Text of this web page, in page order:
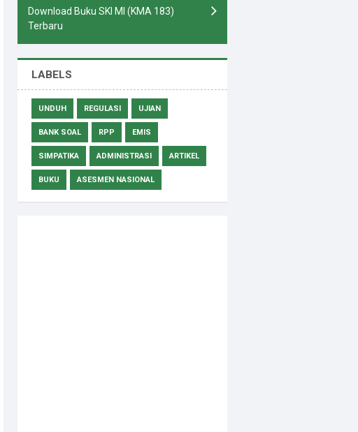
Download Buku SKI MI (KMA 183)
Terbaru
LABELS
UNDUH REGULASI UJIAN
BANK SOAL RPP EMIS
SIMPATIKA ADMINISTRASI ARTIKEL
BUKU ASESMEN NASIONAL